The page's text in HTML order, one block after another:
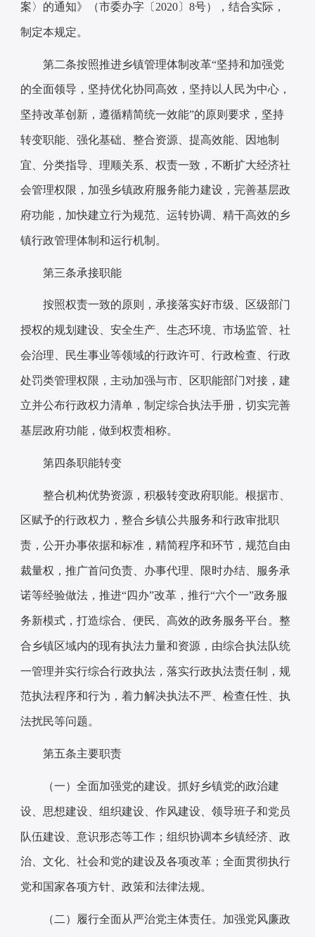
案〉的通知》（市委办字〔2020〕8号），结合实际，
制定本规定。
第二条按照推进乡镇管理体制改革“坚持和加强党
的全面领导，坚持优化协同高效，坚持以人民为中心，
坚持改革创新，遵循精简统一效能”的原则要求，坚持
转变职能、强化基础、整合资源、提高效能、因地制
宜、分类指导、理顺关系、权责一致，不断扩大经济社
会管理权限，加强乡镇政府服务能力建设，完善基层政
府功能，加快建立行为规范、运转协调、精干高效的乡
镇行政管理体制和运行机制。
第三条承接职能
按照权责一致的原则，承接落实好市级、区级部门
授权的规划建设、安全生产、生态环境、市场监管、社
会治理、民生事业等领域的行政许可、行政检查、行政
处罚类管理权限，主动加强与市、区职能部门对接，建
立并公布行政权力清单，制定综合执法手册，切实完善
基层政府功能，做到权责相称。
第四条职能转变
整合机构优势资源，积极转变政府职能。 根据市、
区赋予的行政权力，整合乡镇公共服务和行政审批职
责，公开办事依据和标准，精简程序和环节，规范自由
裁量权，推广首问负责、办事代理、限时办结、服务承
诺等经验做法，推进“四办”改革，推行“六个一”政务服
务新模式，打造综合、便民、高效的政务服务平台。整
合乡镇区域内的现有执法力量和资源，由综合执法队统
一管理并实行综合行政执法，落实行政执法责任制，规
范执法程序和行为，着力解决执法不严、检查任性、执
法扰民等问题。
第五条主要职责
（一）全面加强党的建设。 抓好乡镇党的政治建
设、思想建设、组织建设、作风建设、领导班子和党员
队伍建设、意识形态等工作；组织协调本乡镇经济、政
治、文化、社会和党的建设及各项改革；全面贯彻执行
党和国家各项方针、政策和法律法规。
（二）履行全面从严治党主体责任。 加强党风廉政